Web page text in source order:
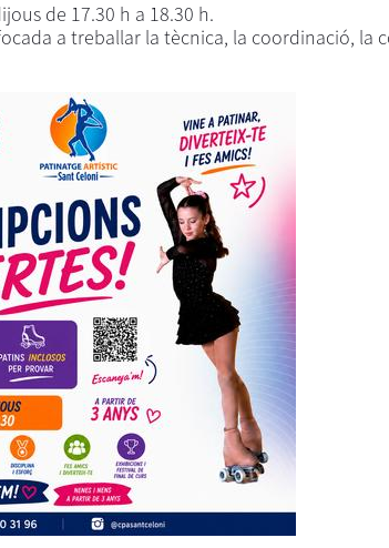
de 17.30 h a 18.30 h.
a treballar la tècnica, la coordinació,